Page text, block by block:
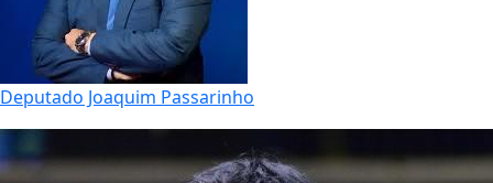
Deputado Joaquim Passarinho